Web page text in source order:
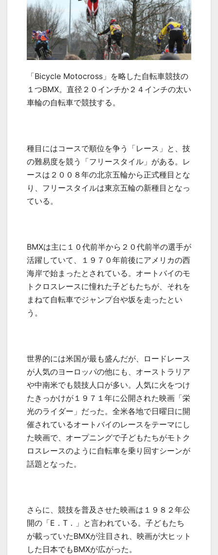
「Bicycle Motocross 」を略した自転車競技の
１つBMX。直径２０インチか２４インチの太い
車輪の自転車で競技する。
種目にはコースで順位を争う「レース」と、技
の難易度を競う「フリースタイル」がある。レ
ースは２００８年の北京五輪から正式種目とな
り、フリースタイルは東京五輪の新種目となっ
ている。
BMXは主に１０代前半から２０代前半の選手が
活躍していて、１９７０年前後にアメリカの西
海岸で始まったとされている。オートバイのモ
トクロスレースに憧れた子どもたちが、それを
まねて自転車でジャンプ台や坂を走ったとい
う。
世界的には米国が最も盛んだが、ロードレース
が人気のヨーロッパの他にも、オーストラリア
や中南米でも競技人口が多い。人気に火をつけ
たきっかけが１９７１年に公開された映画「栄
光のライダー」だった。全米各地で日曜日に開
催されているオートバイのレースをテーマにし
た映画で、オープニングで子どもたちがモトク
ロスレースのように自転車を乗り回すシーンが
話題となった。
さらに、競技を普及させた映画は１９８２年公
開の「E ． T ．」と言われている。子どもたち
が載っていたBMXが注目され、映画が大ヒット
した日本でもBMXが広がった。